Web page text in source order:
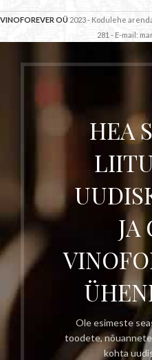
VINOFOREVER OÜ 2023 - Kodulehe
281 - E-mail:
HEA
JA
Ole esimeste
toodete,
kohta